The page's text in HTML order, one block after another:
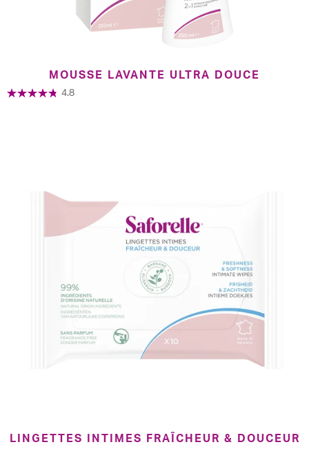
MOUSSE LAVANTE ULTRA DOUCE
4.8
LINGETTES INTIMES FRAÎCHEUR & DOUCEUR